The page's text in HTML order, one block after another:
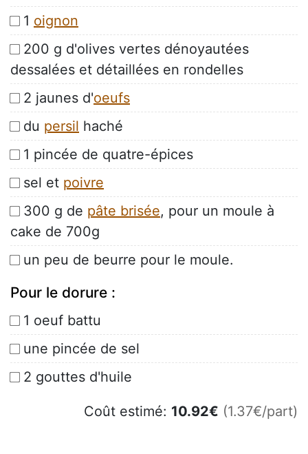
1 oignon
200 g d'olives vertes dénoyautées
dessalées et détaillées en rondelles
2 jaunes d'oeufs
du persil haché
1 pincée de quatre-épices
sel et poivre
300 g de pâte brisée, pour un moule à
cake de 700g
un peu de beurre pour le moule.
Pour le dorure :
1 oeuf battu
une pincée de sel
2 gouttes d'huile
Coût estimé: 10.92€ (1.37€/part)